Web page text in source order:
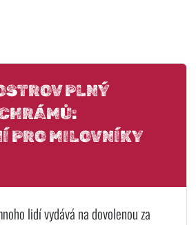
PLNÝ
PRO MILOVNÍKY
lidí vydává na dovolenou za